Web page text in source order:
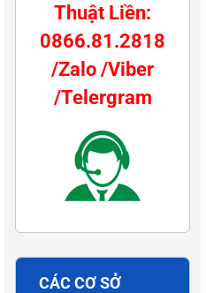
Thuật Liền:
0866.81.2818
/Zalo /Viber
/Telergram
CÁC CƠ SỞ